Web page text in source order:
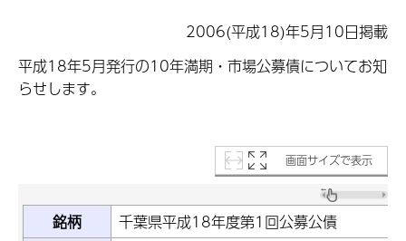
2006(平成18)年5月10日掲載
平成18年5月発行の10年満期・市場公募債についてお知
らせします。
画面サイズで表示
銘柄
千葉県平成18年度第1回公募公債